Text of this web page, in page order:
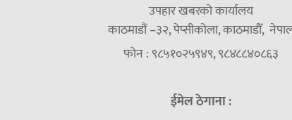
उपहार खबरको कार्यालय
काठमाडौं –३२, पेप्सीकोला, काठमाडौँ,
फोन : ९८५१०२५९४९, ९८४८८४०८६३
ईमेल ठेगाना :